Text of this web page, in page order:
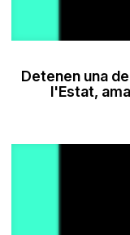
Detenen una
l'Estat,